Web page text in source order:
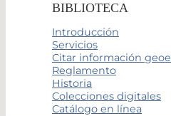
BIBLIOTECA
Introducción
Servicios
Citar información
Reglamento
Historia
Colecciones digitales
Catálogo en línea